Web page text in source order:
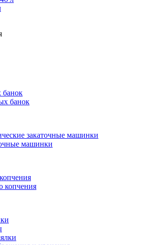
банок
банок
закаточные машинки
машинки
копчения